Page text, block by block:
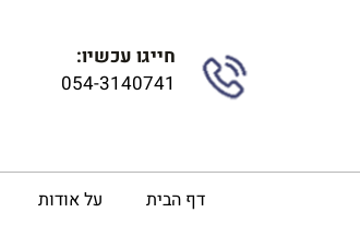
חייגו עכשיו:
054-3140741
דף הבית על אודות